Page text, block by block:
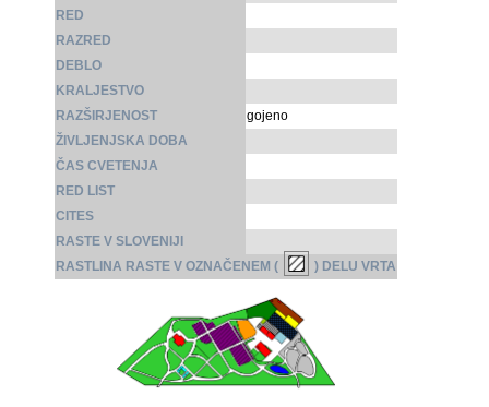
RED
RAZRED
DEBLO
KRALJESTVO
RAZŠIRJENOST
gojeno
ŽIVLJENJSKA DOBA
ČAS CVETENJA
RED LIST
CITES
RASTE V SLOVENIJI
RASTLINA RASTE V OZNAČENEM (
) DELU VRTA